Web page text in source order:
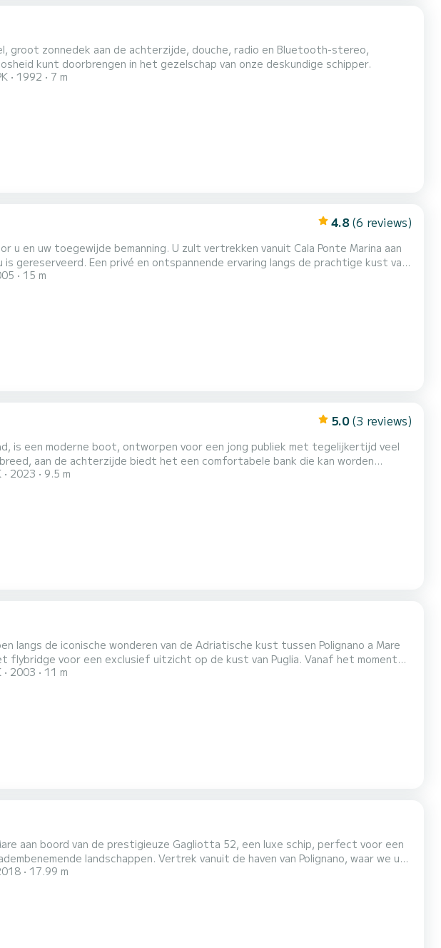
groot zonnedek aan de achterzijde, douche, radio en Bluetooth-stereo,
kunt doorbrengen in het gezelschap van onze deskundige schipper.
1992 7 m
4.8 (6 reviews)
u en uw toegewijde bemanning. U zult vertrekken vanuit Cala Ponte Marina aan
gereserveerd. Een privé en ontspannende ervaring langs de prachtige kust van
adembenemende uitzichten. Inclusief in de tour: • Toegewijde schipper en
• Zwemstops in de mooiste baaien tussen Polignano en Monopoli....
15 m
5.0 (3 reviews)
is een moderne boot, ontworpen voor een jong publiek met tegelijkertijd veel
aan de achterzijde biedt het een comfortabele bank die kan worden
personen, terwijl er binnen een grote dinette met tweepersoonsbed en een
2023 9.5 m
langs de iconische wonderen van de Adriatische kust tussen Polignano a Mare
flybridge voor een exclusief uitzicht op de kust van Puglia. Vanaf het moment
je verwelkomen met een onderscheiden en discrete service. We varen naar de
Palazzese met zijn wanden verlicht door natuurlijk licht, de legendar...
2003 11 m
aan boord van de prestigieuze Gagliotta 52, een luxe schip, perfect voor een
vanuit de haven van Polignano, waar we u
natuurlijke zeegrot, waarvan de
17.99 m